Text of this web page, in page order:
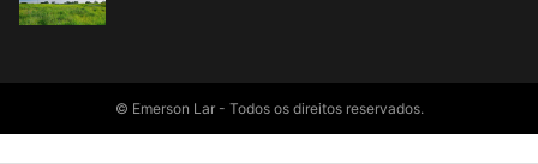
© Emerson Lar - Todos os direitos reservados.